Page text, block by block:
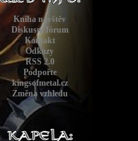
Kniha návštěv
Diskusní fórum
Kontakt
Odkazy
RSS 2.0
Podpořte
kingsofmetal.cz
Změna vzhledu